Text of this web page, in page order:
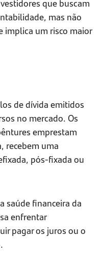
que buscam
mas não
implica um risco maior
de dívida emitidos
no mercado. Os
emprestam
recebem uma
pós-fixada ou
saúde financeira da
enfrentar
pagar os juros ou o